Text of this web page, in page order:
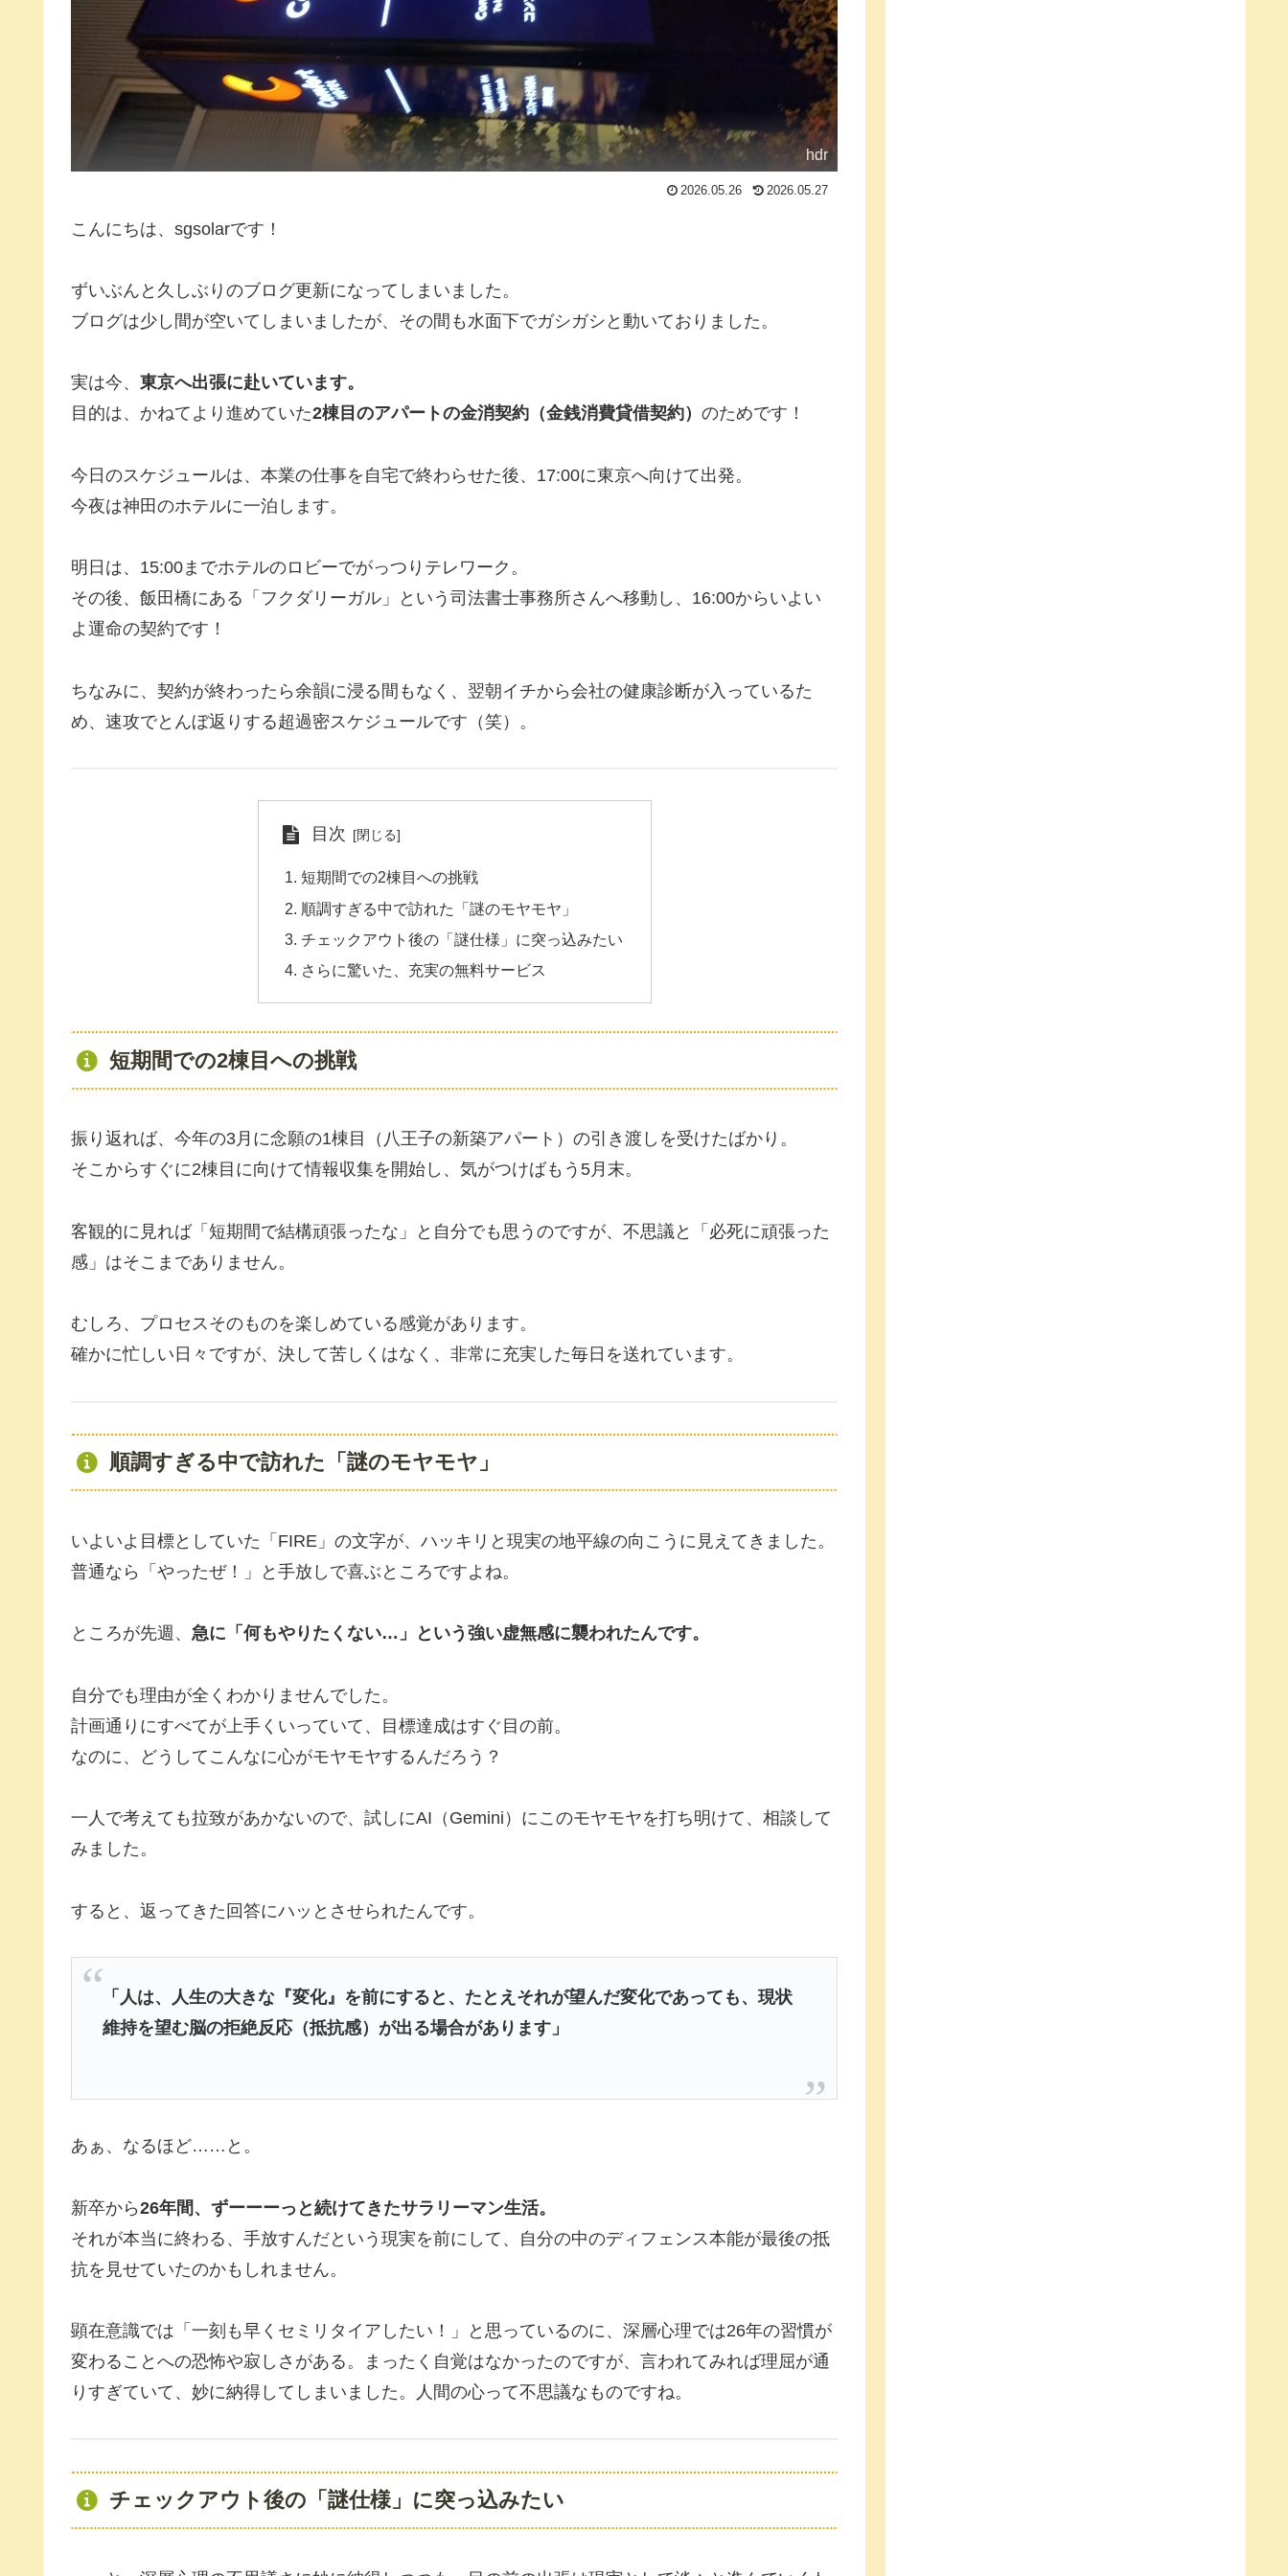
hdr
2026.05.26 2026.05.27
こんにちは、sgsolarです！
ずいぶんと久しぶりのブログ更新になってしまいました。
ブログは少し間が空いてしまいましたが、その間も水面下でガシガシと動いておりました。
実は今、 東京へ出張に赴いています。
目的は、かねてより進めていた2棟目のアパートの金消契約（金銭消費貸借契約） のためです！
今日のスケジュールは、本業の仕事を自宅で終わらせた後、17:00に東京へ向けて出発。
今夜は神田のホテルに一泊します。
明日は、15:00までホテルのロビーでがっつりテレワーク。
その後、飯田橋にある「フクダリーガル」という司法書士事務所さんへ移動し、16:00からいよい
よ運命の契約です！
ちなみに、契約が終わったら余韻に浸る間もなく、翌朝イチから会社の健康診断が入っているた
め、速攻でとんぼ返りする超過密スケジュールです（笑）。
目次
短期間での2棟目への挑戦
順調すぎる中で訪れた「謎のモヤモヤ」
チェックアウト後の「謎仕様」に突っ込みたい
さらに驚いた、充実の無料サービス
短期間での2棟目への挑戦
振り返れば、今年の3月に念願の1棟目（八王子の新築アパート）の引き渡しを受けたばかり。
そこからすぐに2棟目に向けて情報収集を開始し、気がつけばもう5月末。
客観的に見れば「短期間で結構頑張ったな」と自分でも思うのですが、不思議と「必死に頑張った
感」はそこまでありません。
むしろ、プロセスそのものを楽しめている感覚があります。
確かに忙しい日々ですが、決して苦しくはなく、非常に充実した毎日を送れています。
順調すぎる中で訪れた「謎のモヤモヤ」
いよいよ目標としていた「FIRE」の文字が、ハッキリと現実の地平線の向こうに見えてきました。
普通なら「やったぜ！」と手放しで喜ぶところですよね。
ところが先週、 急に「何もやりたくない…」という強い虚無感に襲われたんです。
自分でも理由が全くわかりませんでした。
計画通りにすべてが上手くいっていて、目標達成はすぐ目の前。
なのに、どうしてこんなに心がモヤモヤするんだろう？
一人で考えても拉致があかないので、試しにAI（Gemini）にこのモヤモヤを打ち明けて、相談して
みました。
すると、返ってきた回答にハッとさせられたんです。
「人は、人生の大きな『変化』を前にすると、たとえそれが望んだ変化であっても、現状
維持を望む脳の拒絶反応（抵抗感）が出る場合があります」
あぁ、なるほど……と。
新卒から26年間、ずーーーっと続けてきたサラリーマン生活。
それが本当に終わる、手放すんだという現実を前にして、自分の中のディフェンス本能が最後の抵
抗を見せていたのかもしれません。
顕在意識では「一刻も早くセミリタイアしたい！」と思っているのに、深層心理では26年の習慣が
変わることへの恐怖や寂しさがある。まったく自覚はなかったのですが、言われてみれば理屈が通
りすぎていて、妙に納得してしまいました。人間の心って不思議なものですね。
チェックアウト後の「謎仕様」に突っ込みたい